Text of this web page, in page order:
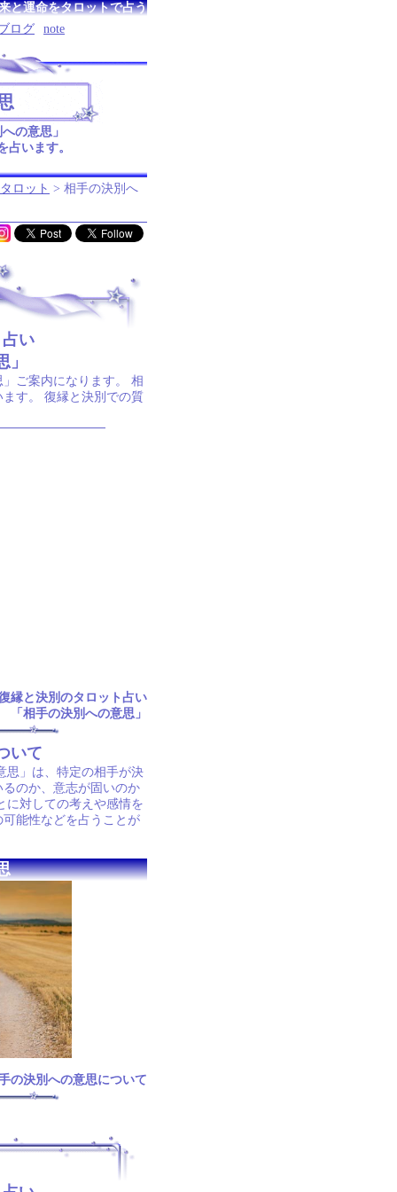
と運命をタロットで占う
ログ note
の意思」
占います。
ロット > 相手の決別へ
い
」
ご案内になります。 相
す。 復縁と決別での質
縁と決別のタロット占い
「相手の決別への意思」
いて
思」は、特定の相手が決
のか、意志が固いのか
に対しての考えや感情を
能性などを占うことが
の決別への意思について